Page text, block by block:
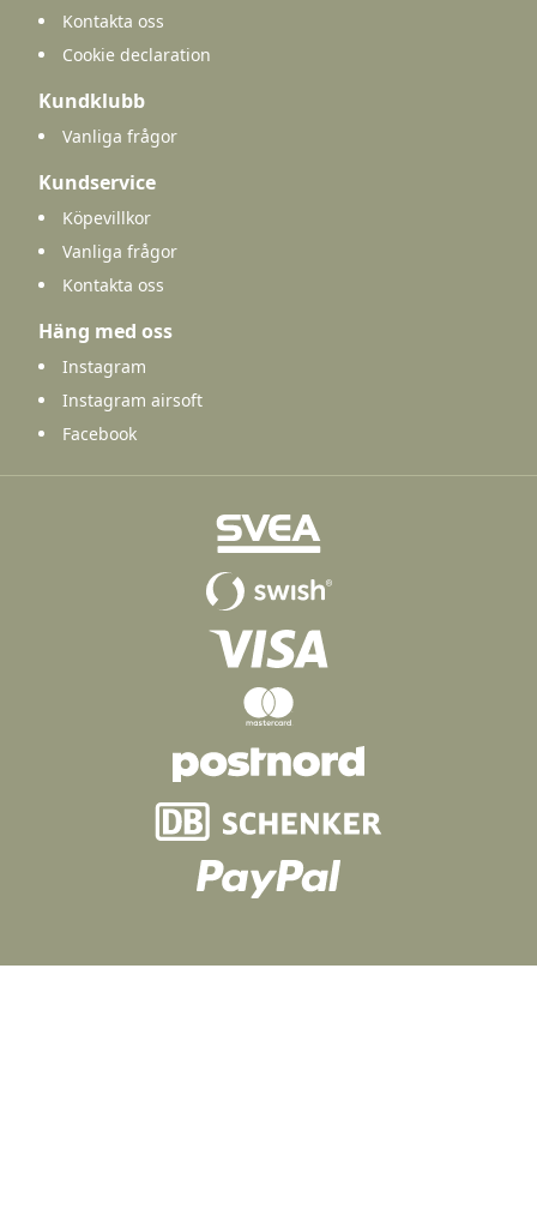
Kontakta oss
Cookie declaration
Kundklubb
Vanliga frågor
Kundservice
Köpevillkor
Vanliga frågor
Kontakta oss
Häng med oss
Instagram
Instagram airsoft
Facebook